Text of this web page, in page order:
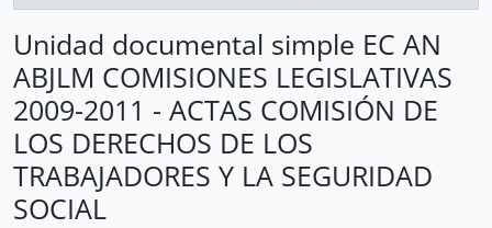
Unidad documental simple EC AN
ABJLM COMISIONES LEGISLATIVAS
2009-2011 - ACTAS COMISIÓN DE
LOS DERECHOS DE LOS
TRABAJADORES Y LA SEGURIDAD
SOCIAL